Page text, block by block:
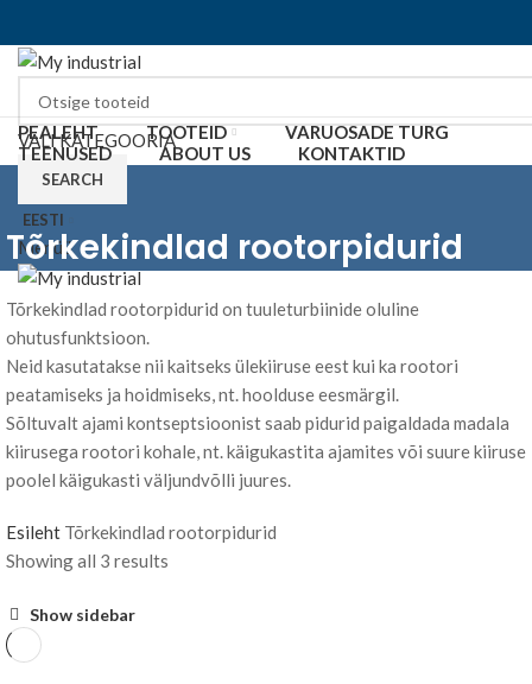
VALI KATEGOORIA
SEARCH
EESTI
Menüü
PEALEHT TOOTEID
VARUOSADE TURG
TEENUSED
ABOUT US KONTAKTID
Tõrkekindlad rootorpidurid
Tõrkekindlad rootorpidurid on tuuleturbiinide oluline
ohutusfunktsioon.
Neid kasutatakse nii kaitseks ülekiiruse eest kui ka rootori
peatamiseks ja hoidmiseks, nt. hoolduse eesmärgil.
Sõltuvalt ajami kontseptsioonist saab pidurid paigaldada madala
kiirusega rootori kohale, nt. käigukastita ajamites või suure kiiruse
poolel käigukasti väljundvõlli juures.
Esileht Tõrkekindlad rootorpidurid
Showing all 3 results
Show sidebar